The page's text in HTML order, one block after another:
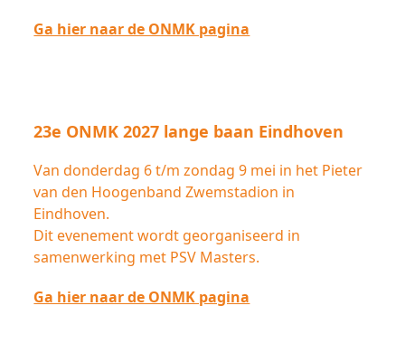
Ga hier naar de ONMK pagina
23e ONMK 2027 lange baan Eindhoven
Van donderdag 6 t/m zondag 9 mei in het Pieter
van den Hoogenband Zwemstadion in
Eindhoven.
Dit evenement wordt georganiseerd in
samenwerking met PSV Masters.
Ga hier naar de ONMK pagina